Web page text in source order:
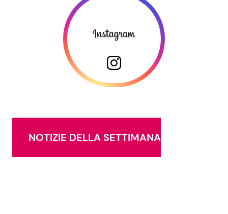
NOTIZIE DELLA SETTIMANA